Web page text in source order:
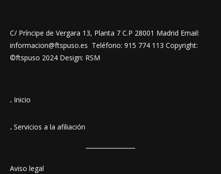
C/ Príncipe de Vergara 13, Planta 7 C.P 28001 Madrid Email:
informacion@ftspuso.es Teléfono: 915 774 113 Copyright:
©ftspuso 2024 Design: RSM
. Inicio
. Servicios a la afiliación
Aviso legal